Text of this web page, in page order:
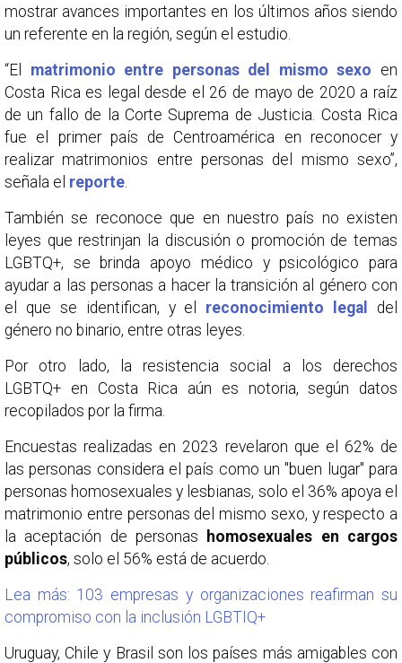
mostrar avances importantes en los últimos años siendo
un referente en la región, según el estudio.
“El matrimonio entre personas del mismo sexo en
Costa Rica es legal desde el 26 de mayo de 2020 a raíz
de un fallo de la Corte Suprema de Justicia. Costa Rica
fue el primer país de Centroamérica en reconocer y
realizar matrimonios entre personas del mismo sexo”,
señala el reporte.
También se reconoce que en nuestro país no existen
leyes que restrinjan la discusión o promoción de temas
LGBTQ+, se brinda apoyo médico y psicológico para
ayudar a las personas a hacer la transición al género con
el que se identifican, y el reconocimiento legal
del
género no binario, entre otras leyes.
Por otro lado, la resistencia social a los derechos
LGBTQ+ en Costa Rica aún es notoria, según datos
recopilados por la firma.
Encuestas realizadas en 2023 revelaron que el 62% de
las personas considera el país como un "buen lugar" para
personas homosexuales y lesbianas, solo el 36% apoya el
matrimonio entre personas del mismo sexo, y respecto a
la aceptación de personas
homosexuales en cargos
públicos, solo el 56% está de acuerdo.
Lea más: 103 empresas y organizaciones reafirman su
compromiso con la inclusión LGBTIQ+
Uruguay, Chile y Brasil son los países más amigables con